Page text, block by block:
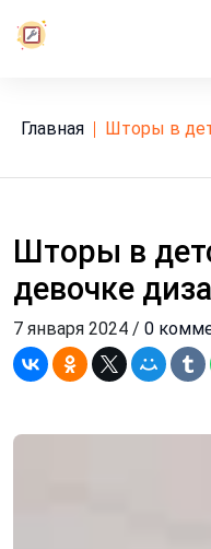
Главная шторы в
Шторы в
девочке
7 января 2024 / 0